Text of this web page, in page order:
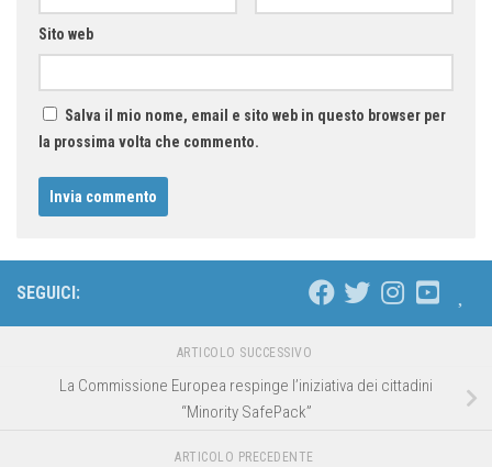
Sito web
Salva il mio nome, email e sito web in questo browser per
la prossima volta che commento.
SEGUICI:
ARTICOLO SUCCESSIVO
La Commissione Europea respinge l’iniziativa dei cittadini
“Minority SafePack”
ARTICOLO PRECEDENTE